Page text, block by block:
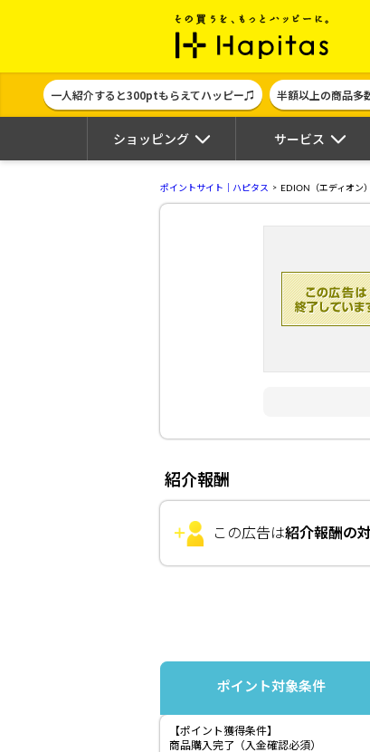
ポイン
一人紹介すると300ptもらえてハッピー♫ 半額以上の商品多
ショッピング サービス
ポイントサイト｜ハピタス EDION（エディオン）
紹介報酬
この広告は紹介報酬の
ポイント対象条件
【ポイント獲得条件】
商品購入完了（入金確認必須）